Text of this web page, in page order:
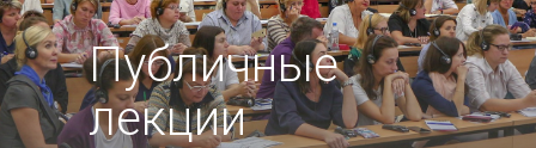
Публичные
лекции